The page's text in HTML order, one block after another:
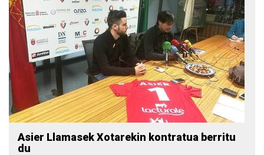
Asier Llamasek Xotarekin kontratua berritu
du